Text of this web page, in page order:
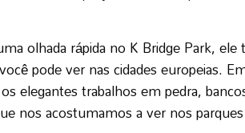
olhada rápida no K Bridge Park,
pode ver nas cidades europeias.
elegantes trabalhos em pedra,
nos acostumamos a ver nos